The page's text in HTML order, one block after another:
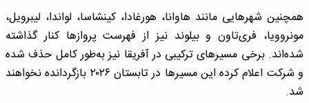
همچنین شهرهایی مانند هاوانا، هورغادا، کینشاسا، لواندا، لیبرویل،
مونروویا، فری‌تاون و بیلوند نیز از فهرست پروازها کنار گذاشته
شده‌اند. برخی مسیرهای ترکیبی در آفریقا نیز به‌طور کامل حذف شده
و شرکت اعلام کرده این مسیرها در تابستان ۲۰۲۶ بازگردانده نخواهند
شد.